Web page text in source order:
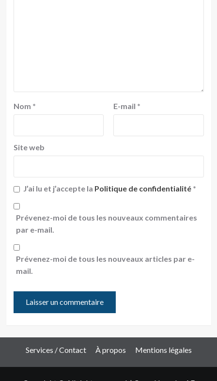
Nom * E-mail *
Site web
J’ai lu et j’accepte la Politique de confidentialité *
Prévenez-moi de tous les nouveaux commentaires
par e-mail.
Prévenez-moi de tous les nouveaux articles par e-
mail.
Services / Contact À propos Mentions légales